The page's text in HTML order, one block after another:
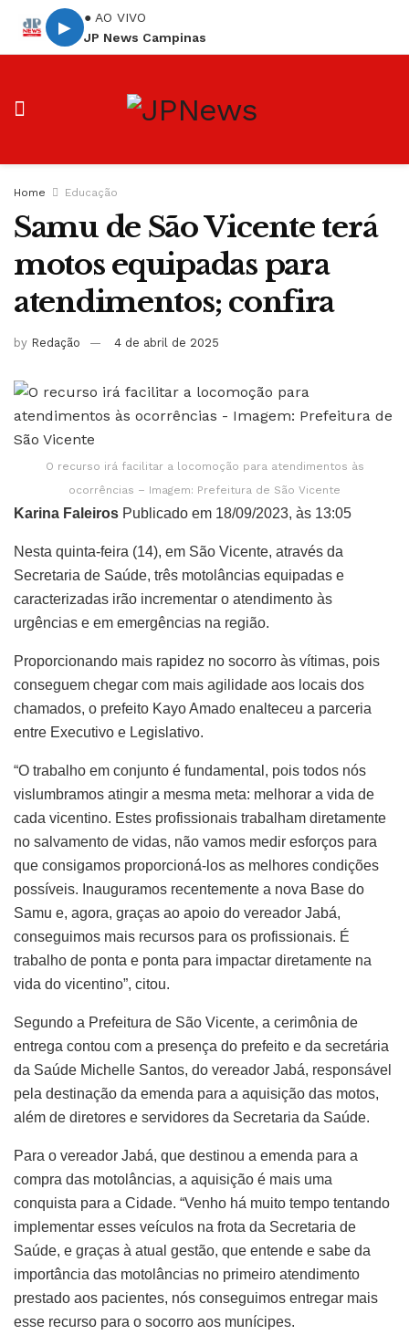
▶
● AO VIVO
JP News Campinas
Home Educação
Samu de São Vicente terá
motos equipadas para
atendimentos; confira
by Redação 4 de abril de 2025
O recurso irá facilitar a locomoção para atendimentos às
ocorrências – Imagem: Prefeitura de São Vicente
Karina Faleiros Publicado em 18/09/2023, às 13:05
Nesta quinta-feira (14), em São Vicente, através da
Secretaria de Saúde, três motolâncias equipadas e
caracterizadas irão incrementar o atendimento às
urgências e em emergências na região.
Proporcionando mais rapidez no socorro às vítimas, pois
conseguem chegar com mais agilidade aos locais dos
chamados, o prefeito Kayo Amado enalteceu a parceria
entre Executivo e Legislativo.
“O trabalho em conjunto é fundamental, pois todos nós
vislumbramos atingir a mesma meta: melhorar a vida de
cada vicentino. Estes profissionais trabalham diretamente
no salvamento de vidas, não vamos medir esforços para
que consigamos proporcioná-los as melhores condições
possíveis. Inauguramos recentemente a nova Base do
Samu e, agora, graças ao apoio do vereador Jabá,
conseguimos mais recursos para os profissionais. É
trabalho de ponta e ponta para impactar diretamente na
vida do vicentino”, citou.
Segundo a Prefeitura de São Vicente, a cerimônia de
entrega contou com a presença do prefeito e da secretária
da Saúde Michelle Santos, do vereador Jabá, responsável
pela destinação da emenda para a aquisição das motos,
além de diretores e servidores da Secretaria da Saúde.
Para o vereador Jabá, que destinou a emenda para a
compra das motolâncias, a aquisição é mais uma
conquista para a Cidade. “Venho há muito tempo tentando
implementar esses veículos na frota da Secretaria de
Saúde, e graças à atual gestão, que entende e sabe da
importância das motolâncias no primeiro atendimento
prestado aos pacientes, nós conseguimos entregar mais
esse recurso para o socorro aos munícipes.